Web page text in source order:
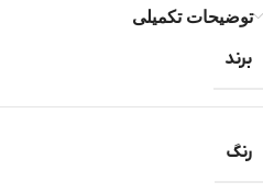
توضیحات تکمیلی
برند
رنگ